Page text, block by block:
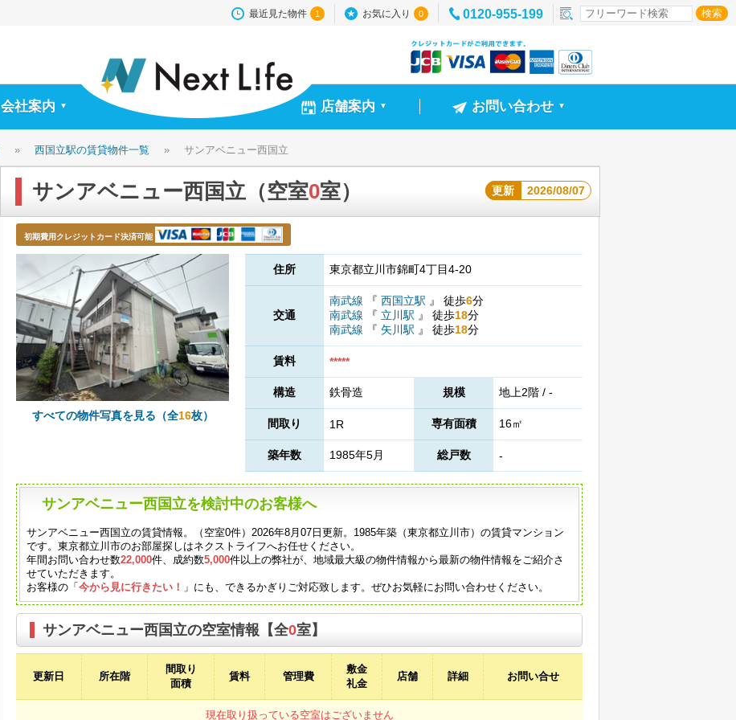
最近見た物件 1 お気に入り 0 0120-955-199
会社案内 ▼ 店舗案内 ▼ お問い合わせ ▼
» 西国立駅の賃貸物件一覧 » サンアベニュー西国立
サンアベニュー西国立（空室0室） 更新 2026/08/07
初期費用クレジットカード決済可能
すべての物件写真を見る（全16枚）
住所 東京都立川市錦町4丁目4-20
交通
南武線 『 西国立駅 』 徒歩6分
南武線
『 立川駅 』 徒歩18分
南武線
『 矢川駅 』 徒歩18分
賃料 *****
構造 鉄骨造 規模 地上2階 / -
間取り 1R 専有面積 16㎡
築年数 1985年5月 総戸数 -
サンアベニュー西国立を検討中のお客様へ
サンアベニュー西国立の賃貸情報。（空室0件）2026年8月07日更新。1985年築（東京都立川市）の賃貸マンション
です。東京都立川市のお部屋探しはネクストライフへお任せください。
年間お問い合わせ数22,000件、成約数5,000件以上の弊社が、地域最大級の物件情報から最新の物件情報をご紹介さ
せていただきます。
お客様の「今から見に行きたい！ 」にも、できるかぎりご対応致します。ぜひお気軽にお問い合わせください。
サンアベニュー西国立の空室情報【全0室】
更新日 所在階
間取り
面積
賃料 管理費
敷金
礼金
店舗 詳細 お問い合せ
現在取り扱っている空室はございません